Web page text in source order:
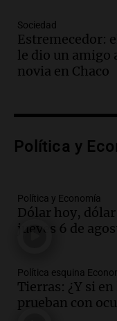
un pilar
Marocco
Panorama
Episodios
custodia en
Episodios
importantes
Editorial
Episodios
niños con
día del
La Argentina
Sociedad
Estremecedor:
le dio un amigo
novia en Chaco
Política y
Política y Economía
Dólar hoy,
jueves 6 de
Política esquina
Tierras: ¿Y si
prueban con